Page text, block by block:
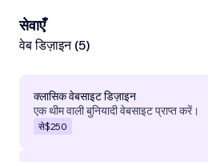
सेवाएँ
वेब डिज़ाइन (5)
क्लासिक वेबसाइट डिज़ाइन
एक थीम वाली बुनियादी वेबसाइट प्राप्त करें।
से$250